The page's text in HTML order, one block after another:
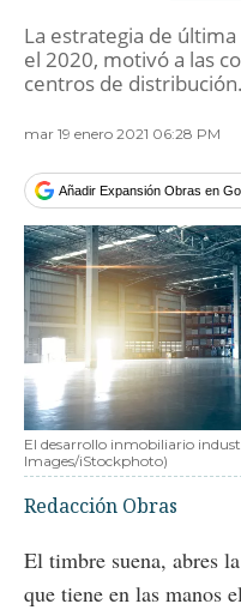
La estrategia de
el 2020, motivó a las
centros de distribución.
mar 19 enero 2021 06:28 PM
Añadir Expansión Obras en
El desarrollo inmobiliario
Images/iStockphoto)
Redacción Obras
El timbre suena, abres
que tiene en las manos